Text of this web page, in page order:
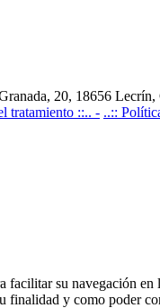
20, 18656
tratamiento ::.. - ..::
facilitar su navegación
finalidad y como poder